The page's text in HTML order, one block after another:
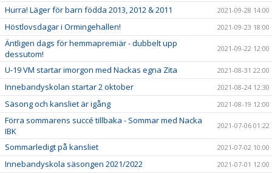
Hurra! Läger för barn födda 2013, 2012 & 2011 2021-09-28 14:00
Höstlovsdagar i Ormingehallen! 2021-09-23 18:00
Äntligen dags för hemmapremiär - dubbelt upp
dessutom!
2021-09-22 12:00
U-19 VM startar imorgon med Nackas egna Zita 2021-08-31 22:00
Innebandyskolan startar 2 oktober 2021-08-24 12:30
Säsong och kansliet är igång 2021-08-19 12:00
Förra sommarens succé tillbaka - Sommar med Nacka
IBK
2021-07-06 01:22
Sommarledigt på kansliet 2021-07-02 10:00
Innebandyskola säsongen 2021/2022 2021-07-01 12:00